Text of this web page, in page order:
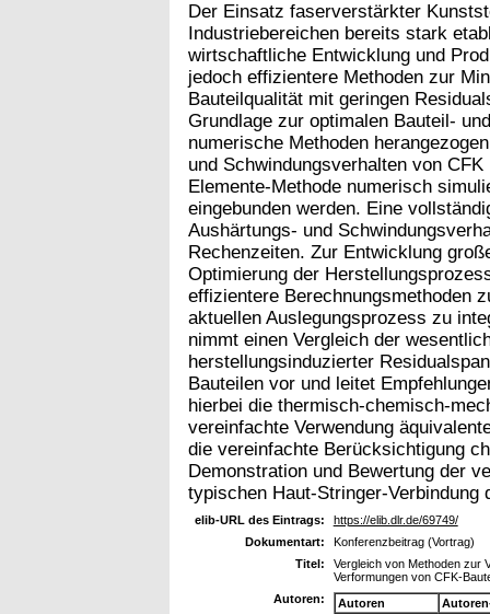
Der Einsatz faserverstärkter
Industriebereichen bereits stark
wirtschaftliche Entwicklung und
jedoch effizientere Methoden zur
Bauteilqualität mit geringen
Grundlage zur optimalen Bauteil-
numerische Methoden
und Schwindungsverhalten von
Elemente-Methode numerisch
eingebunden werden. Eine
Aushärtungs- und
Rechenzeiten. Zur Entwicklung
Optimierung der
effizientere Berechnungsmethoden
aktuellen Auslegungsprozess zu
nimmt einen Vergleich der
herstellungsinduzierter
Bauteilen vor und leitet
hierbei die thermisch-chemisch-
vereinfachte Verwendung
die vereinfachte Berücksichtigung
Demonstration und Bewertung der
typischen Haut-Stringer-Verbindung
elib-URL des Eintrags:
https://elib.dlr.de/69749/
Dokumentart:
Konferenzbeitrag (Vortrag)
Titel:
Vergleich von Methoden zur
Verformungen von CFK-
Autoren:
Autoren